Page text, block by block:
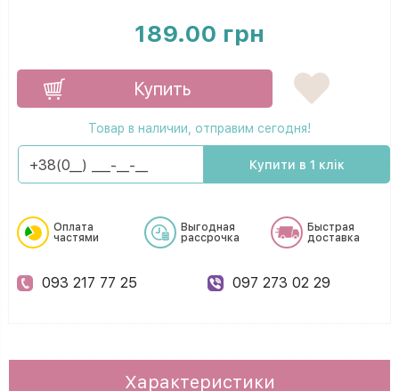
189.00 грн
Купить
Товар в наличии, отправим сегодня!
Купити в 1 клік
Оплата
частями
Выгодная
рассрочка
Быстрая
доставка
093 217 77 25 097 273 02 29
Характеристики